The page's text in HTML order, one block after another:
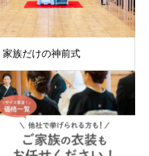
家族だけの神前式